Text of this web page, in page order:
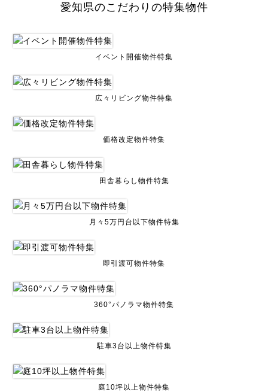
愛知県のこだわりの特集物件
イベント開催物件特集
広々リビング物件特集
価格改定物件特集
田舎暮らし物件特集
月々5万円台以下物件特集
即引渡可物件特集
360°パノラマ物件特集
駐車3台以上物件特集
庭10坪以上物件特集